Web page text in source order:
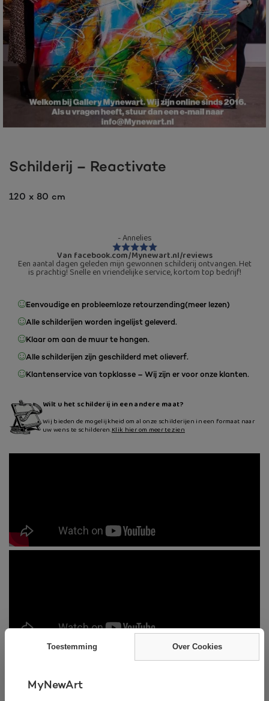
Schilderij – Reactivate
120 x 80 cm
- Annelies
Van facebook.com/Mynewart.nl/reviews
Een aantal dagen geleden mijn gewonnen schilderij ontvangen. Het
is prachtig! Snelle en vriendelijke service, kortom top bedrijf!
Eenvoudige en probleemloze retourzending(meer lezen)
Alle schilderijen worden ingelijst geleverd.
Klaar om aan de muur te hangen.
Alle schilderijen zijn geschilderd met olieverf.
Klantenservice van topklasse – Wij zijn er voor onze klanten.
Wilt u het schilderij in een andere maat?
Wij bieden de mogelijkheid om al onze schilderijen in een formaat naar
uw wens te schilderen.Klik hier om meer te zien
Nieuw olieverfschilderij. Klaar voor
Toestemming Over Cookies
MyNewArt